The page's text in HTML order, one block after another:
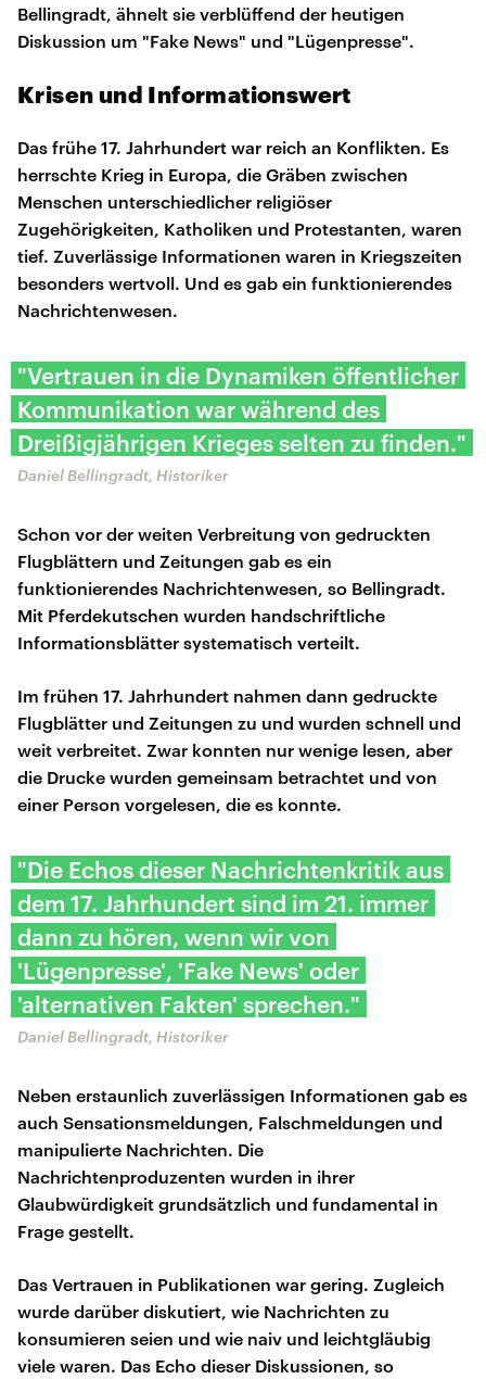
Bellingradt, ähnelt sie verblüffend der heutigen
Diskussion um "Fake News" und "Lügenpresse".
Krisen und Informationswert
Das frühe 17. Jahrhundert war reich an Konflikten. Es
herrschte Krieg in Europa, die Gräben zwischen
Menschen unterschiedlicher religiöser
Zugehörigkeiten, Katholiken und Protestanten, waren
tief. Zuverlässige Informationen waren in Kriegszeiten
besonders wertvoll. Und es gab ein funktionierendes
Nachrichtenwesen.
"Vertrauen in die Dynamiken öffentlicher
Kommunikation war während des
Dreißigjährigen Krieges selten zu finden."
Daniel Bellingradt, Historiker
Schon vor der weiten Verbreitung von gedruckten
Flugblättern und Zeitungen gab es ein
funktionierendes Nachrichtenwesen, so Bellingradt.
Mit Pferdekutschen wurden handschriftliche
Informationsblätter systematisch verteilt.
Im frühen 17. Jahrhundert nahmen dann gedruckte
Flugblätter und Zeitungen zu und wurden schnell und
weit verbreitet. Zwar konnten nur wenige lesen, aber
die Drucke wurden gemeinsam betrachtet und von
einer Person vorgelesen, die es konnte.
"Die Echos dieser Nachrichtenkritik aus
dem 17. Jahrhundert sind im 21. immer
dann zu hören, wenn wir von
'Lügenpresse', 'Fake News' oder
'alternativen Fakten' sprechen."
Daniel Bellingradt, Historiker
Neben erstaunlich zuverlässigen Informationen gab es
auch Sensationsmeldungen, Falschmeldungen und
manipulierte Nachrichten. Die
Nachrichtenproduzenten wurden in ihrer
Glaubwürdigkeit grundsätzlich und fundamental in
Frage gestellt.
Das Vertrauen in Publikationen war gering. Zugleich
wurde darüber diskutiert, wie Nachrichten zu
konsumieren seien und wie naiv und leichtgläubig
viele waren. Das Echo dieser Diskussionen, so